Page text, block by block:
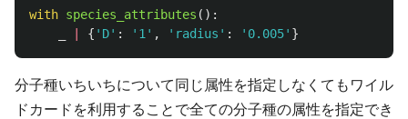
with species_attributes ():
{ ' D' : ' 1 ' , ' radius ' : ' 0.005' }
分子種いちいちについて同じ属性を指定しなくてもワイル
ドカードを利用することで全ての分子種の属性を指定でき